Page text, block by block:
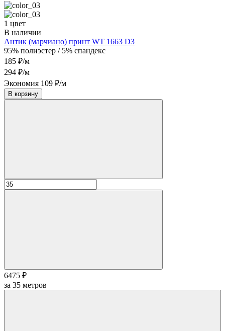
1 цвет
В наличии
Антик (марчиано) принт WT 1663 D3
95% полиэстер / 5% спандекс
185 ₽/м
294 ₽/м
Экономия 109 ₽/м
В корзину
6475 ₽
за 35 метров